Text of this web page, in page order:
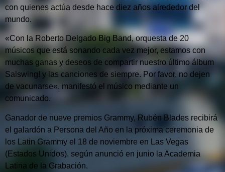
con quienes actúa desde hace diez años alrededor del
mundo.
«Con la Roberto Delgado Big Band, orquesta de 20
músicos que está sonando cada vez mejor, estamos con
muchas ganas y deseos de compartir nuestro último álbum
Salswing! y las canciones de siempre. Por favor, no dejen
de vacunarse«, manifestó el músico mediante un
comunicado.
Ganador de nueve premios Grammy, Rubén Blades recibirá
el galardón a Persona del Año en la próxima ceremonia de
los Latin Grammy el 18 de noviembre en Las Vegas
(Estados Unidos), según anunció en junio la Academia
Latina de la Grabación.